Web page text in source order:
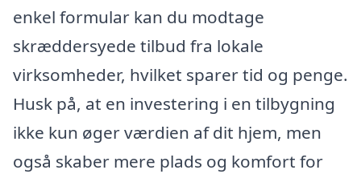
enkel formular kan du modtage
skræddersyede tilbud fra lokale
virksomheder, hvilket sparer tid og penge.
Husk på, at en investering i en tilbygning
ikke kun øger værdien af dit hjem, men
også skaber mere plads og komfort for